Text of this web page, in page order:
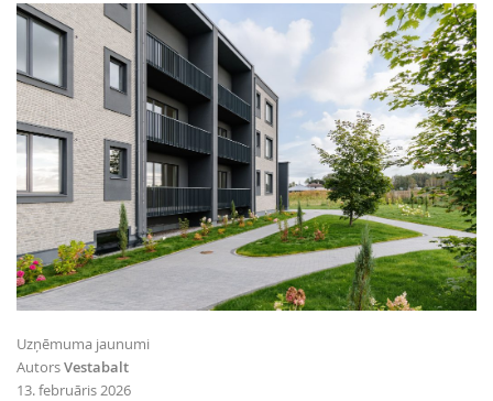
ĪPAŠUMI
PAKALPOJUMI
UZTURĒŠANĀS ATĻAUJA
KONTAKTI
Uzņēmuma jaunumi
AutorsVestabalt
13. februāris 2026